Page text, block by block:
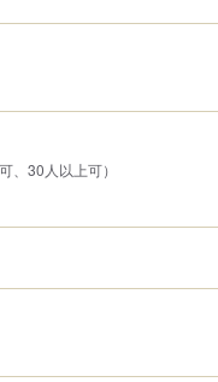
、30人以上可）